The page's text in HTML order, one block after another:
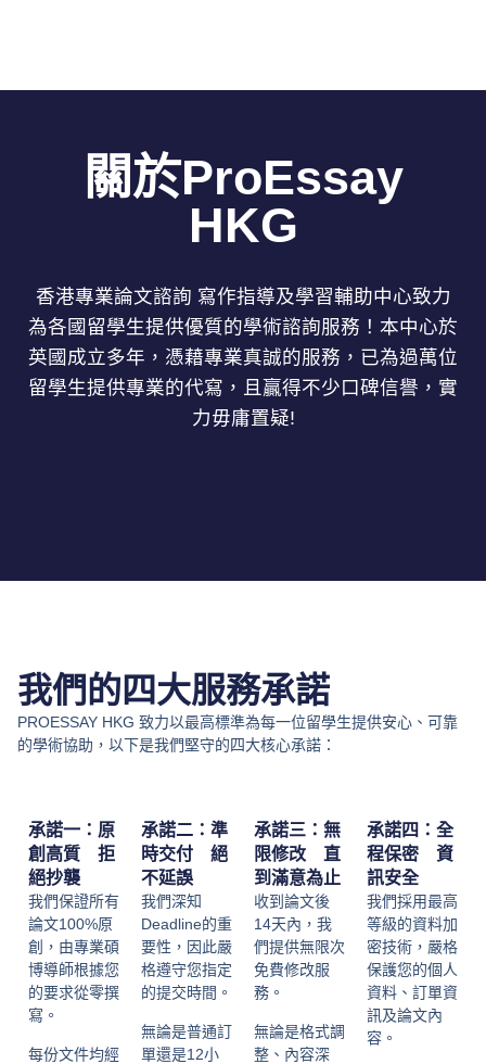
關於ProEssay
HKG
香港專業論文諮詢 寫作指導及學習輔助中心致力
為各國留學生提供優質的學術諮詢服務！本中心於
英國成立多年，憑藉專業真誠的服務，已為過萬位
留學生提供專業的代寫，且贏得不少口碑信譽，實
力毋庸置疑!
我們的四大服務承諾
PROESSAY HKG 致力以最高標準為每一位留學生提供安心、可靠
的學術協助，以下是我們堅守的四大核心承諾：
承諾一：原
創高質 拒
絕抄襲
我們保證所有
論文100%原
創，由專業碩
博導師根據您
的要求從零撰
寫。
每份文件均經
承諾二：準
時交付 絕
不延誤
我們深知
Deadline的重
要性，因此嚴
格遵守您指定
的提交時間。
無論是普通訂
單還是12小
承諾三：無
限修改 直
到滿意為止
收到論文後
14天內，我
們提供無限次
免費修改服
務。
無論是格式調
整、內容深
承諾四：全
程保密 資
訊安全
我們採用最高
等級的資料加
密技術，嚴格
保護您的個人
資料、訂單資
訊及論文內
容。